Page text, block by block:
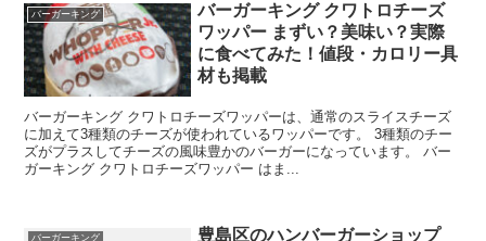
バーガーキング
バーガーキング クワトロチーズ
ワッパー まずい？美味い？実際
に食べてみた！値段・カロリー具
材も掲載
バーガーキング クワトロチーズワッパーは、通常のスライスチーズ
に加えて3種類のチーズが使われているワッパーです。 3種類のチー
ズがプラスしてチーズの風味豊かのバーガーになっています。 バー
ガーキング クワトロチーズワッパー はま...
バーガーキング 豊島区のハンバーガーショップ